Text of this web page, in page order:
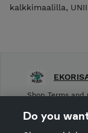
Shop Terms and
Cancellation
Do you